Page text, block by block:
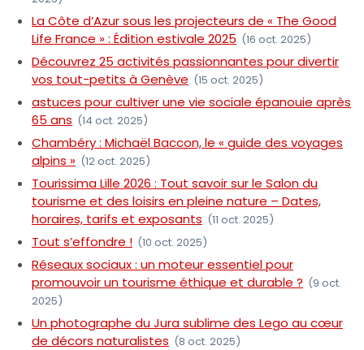
La Côte d’Azur sous les projecteurs de « The Good
Life France » : Édition estivale 2025 (16 oct. 2025)
Découvrez 25 activités passionnantes pour divertir
vos tout-petits à Genève (15 oct. 2025)
astuces pour cultiver une vie sociale épanouie après
65 ans (14 oct. 2025)
Chambéry : Michaël Baccon, le « guide des voyages
alpins » (12 oct. 2025)
Tourissima Lille 2026 : Tout savoir sur le Salon du
tourisme et des loisirs en pleine nature – Dates,
horaires, tarifs et exposants (11 oct. 2025)
Tout s’effondre ! (10 oct. 2025)
Réseaux sociaux : un moteur essentiel pour
promouvoir un tourisme éthique et durable ? (9 oct.
2025)
Un photographe du Jura sublime des Lego au cœur
de décors naturalistes (8 oct. 2025)